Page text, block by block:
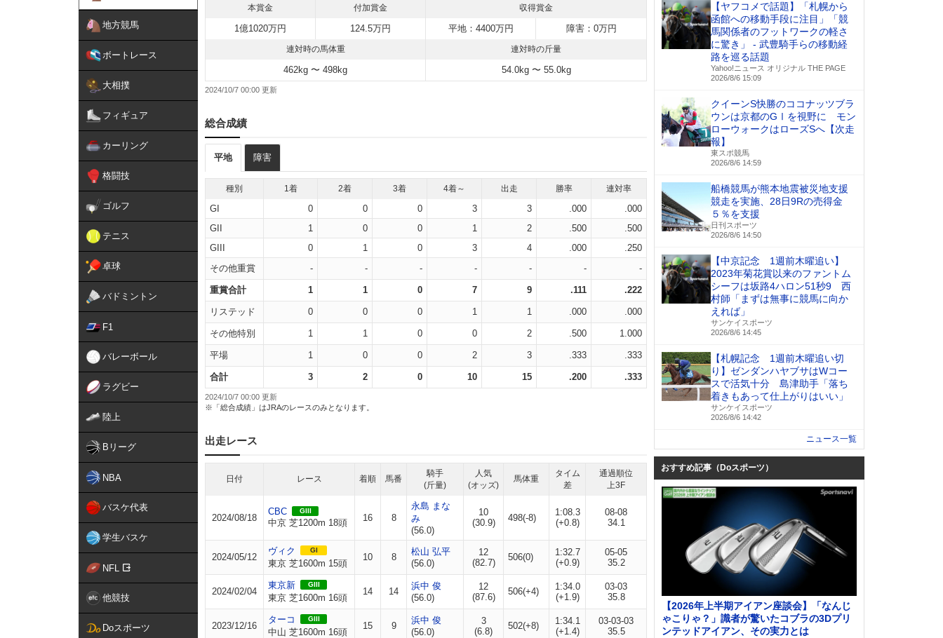
地方競馬
ボートレース
大相撲
フィギュア
カーリング
格闘技
ゴルフ
テニス
卓球
バドミントン
F1
バレーボール
ラグビー
陸上
Bリーグ
NBA
バスケ代表
学生バスケ
NFL
他競技
Doスポーツ
本賞金 付加賞金 収得賞金
1億1020万円 124.5万円 平地：4400万円 障害：0万円
連対時の馬体重 連対時の斤量
462kg 〜 498kg 54.0kg 〜 55.0kg
2024/10/7 00:00
総合成績
平地 障害
種別 1着 2着 3着 4着～ 出走 勝率 連対率
GI 0 0 0 3 3 .000
.000
GII
1 0 0 1 2 .500
.500
GIII
0 1 0 3 4 .000
.250
その他重賞
- - - - - - -
重賞合計 1 1 0 7 9 .111 .222
リステッド 0 0 0 1 1 .000 .000
その他特別 1 1 0 0 2 .500 1.000
平場 1 0 0 2 3 .333 .333
合計 3 2 0 10 15 .200 .333
2024/10/7 00:00 更新
※「総合成績」はJRAのレースのみとなります。
出走レース
日付 レース 着順 馬番
騎手
(斤量)
人気
(オッズ)
馬体重
タイム
差
通過順位
上3F
2024/08/18
CBC GIII
中京 芝1200m 18頭 16 8
永島 まな
み
(56.0)
10
(30.9)
498(-8)
1:08.3
(+0.8)
08-08
34.1
2024/05/12
ヴィク GI
東京 芝1600m 15頭
10 8
松山 弘平
(56.0)
12
(82.7)
506(0)
1:32.7
(+0.9)
05-05
35.2
2024/02/04
東京新 GIII
東京 芝1600m 16頭
14 14
浜中 俊
(56.0)
12
(87.6)
506(+4)
1:34.0
(+1.9)
03-03
35.8
2023/12/16
ターコ GIII
中山 芝1600m 16頭
15 9
浜中 俊
(56.0)
3
(6.8)
502(+8)
1:34.1
(+1.4)
03-03-03
35.5
【ヤフコメで話題】「札幌から
函館への移動手段に注目」「競
馬関係者のフットワークの軽さ
に驚き」 - 武豊騎手らの移動経
路を巡る話題
Yahoo!ニュース オリジナル THE PAGE
2026/8/6 15:09
クイーンS快勝のココナッツブラ
ウンは京都のGⅠを視野に モン
ローウォークはローズSへ【次走
報】
東スポ競馬
2026/8/6 14:59
船橋競馬が熊本地震被災地支援
競走を実施、28日9Rの売得金
５％を支援
日刊スポーツ
2026/8/6 14:50
【中京記念 1週前木曜追い】
2023年菊花賞以来のファントム
シーフは坂路4ハロン51秒9 西
村師「まずは無事に競馬に向か
えれば」
サンケイスポーツ
2026/8/6 14:45
【札幌記念 1週前木曜追い切
り】ゼンダンハヤブサはWコー
スで活気十分 島津助手「落ち
着きもあって仕上がりはいい」
サンケイスポーツ
2026/8/6 14:42
ニュース一覧
おすすめ記事（Doスポーツ）
【2026年上半期アイアン座談会】「なんじ
ゃこりゃ？」識者が驚いたコブラの3Dプリ
ンテッドアイアン、その実力とは